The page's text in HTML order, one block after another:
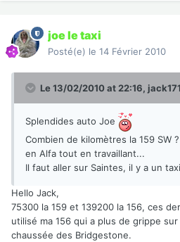
joe le taxi
Posté(e) le 14 Février 2010
Le 13/02/2010 at 22:16,
Splendides auto Joe
Combien de kilomètres la 159 SW
en Alfa tout en travaillant...
Il faut aller sur Saintes, il y a un
Hello Jack,
75300 la 159 et 139200 la 156, ces
utilisé ma 156 qui a plus de grippe
chaussée des Bridgestone.